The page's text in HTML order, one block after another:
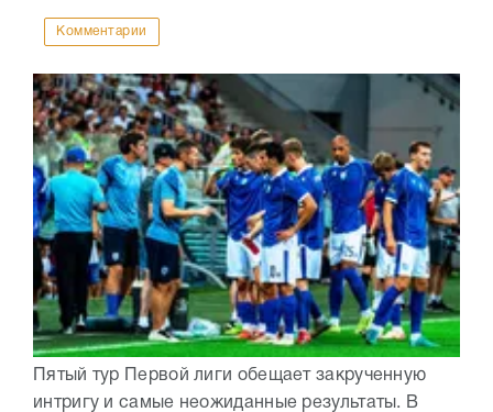
Комментарии
Пятый тур Первой лиги обещает закрученную
интригу и самые неожиданные результаты. В